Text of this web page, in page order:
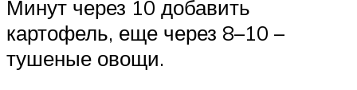
Минут через 10 добавить
картофель, еще через 8–10 –
тушеные овощи.